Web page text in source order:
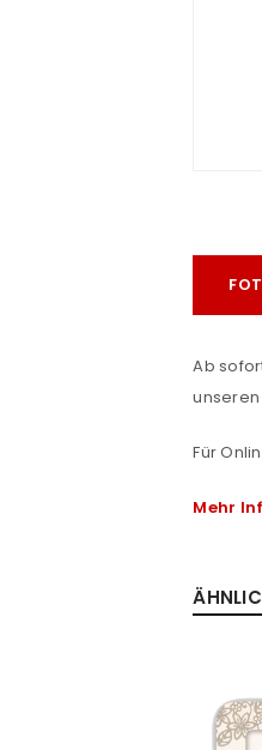
Ab
Für
Mehr